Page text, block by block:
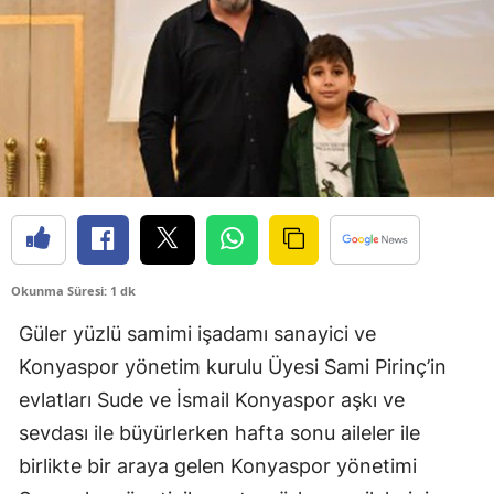
Bilecik
Bingöl
Bitlis
Bolu
Burdur
Bursa
Çankırı
Denizli
Diyarbakır
Okunma Süresi: 1 dk
Güler yüzlü samimi işadamı sanayici ve
Konyaspor yönetim kurulu Üyesi Sami Pirinç’in
evlatları Sude ve İsmail Konyaspor aşkı ve
sevdası ile büyürlerken hafta sonu aileler ile
birlikte bir araya gelen Konyaspor yönetimi